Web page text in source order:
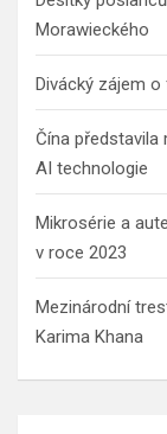
Morawieckého
Divácký zájem
Čína představila
AI technologie
Mikrosérie a
v roce 2023
Mezinárodní
Karima Khana